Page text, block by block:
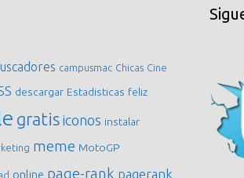
campusmac Chicas Cine
descargar Estadisticas feliz
gratis iconos instalar
meme MotoGP
online page-rank pagerank